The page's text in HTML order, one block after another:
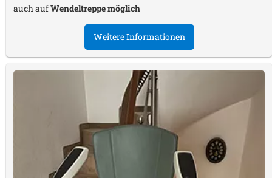
auch aufWendeltreppe möglich
Weitere Informationen